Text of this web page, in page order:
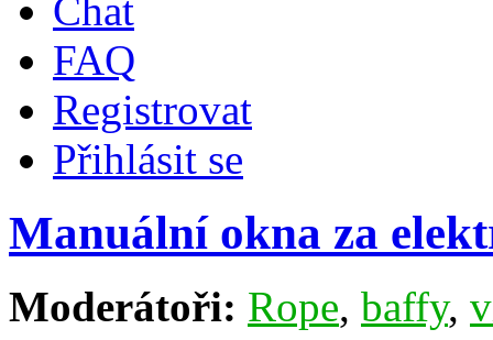
Chat
FAQ
Registrovat
Přihlásit se
Manuální okna za
Moderátoři: Rope, baffy,